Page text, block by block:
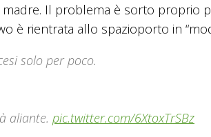
madre. Il problema è sorto proprio
è rientrata allo spazioporto in
solo per poco.
aliante. pic.twitter.com/6XtoxTrSBz